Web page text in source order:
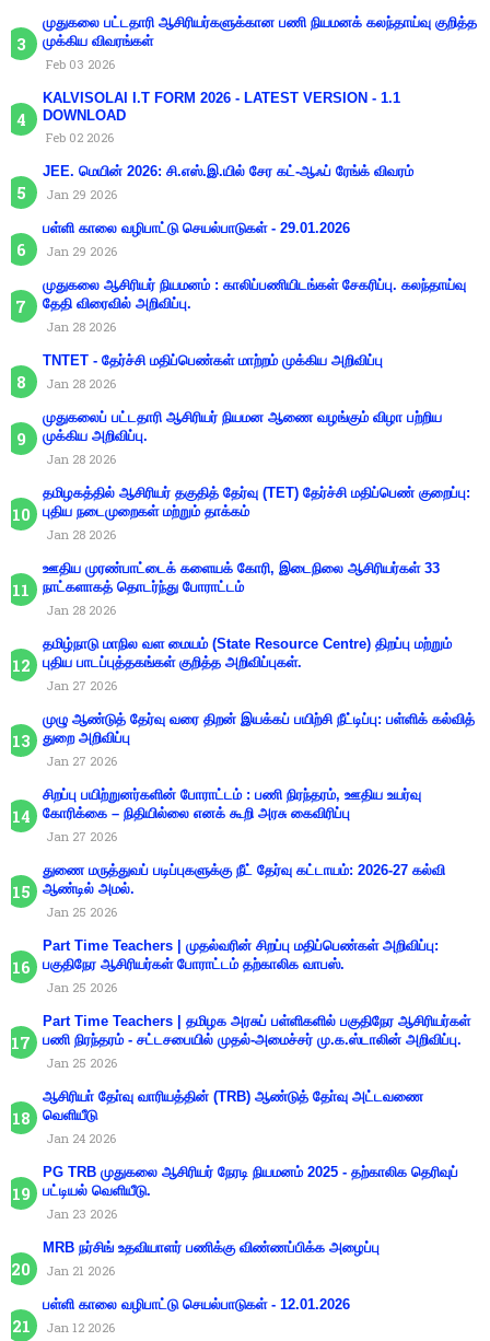
முதுகலை பட்டதாரி ஆசிரியர்களுக்கான பணி நியமனக் கலந்தாய்வு குறித்த
முக்கிய விவரங்கள்
Feb 03 2026
KALVISOLAI I.T FORM 2026 - LATEST VERSION - 1.1
DOWNLOAD
Feb 02 2026
JEE. மெயின் 2026: சி.எஸ்.இ.யில் சேர கட்-ஆஃப் ரேங்க் விவரம்
Jan 29 2026
பள்ளி காலை வழிபாட்டு செயல்பாடுகள் - 29.01.2026
Jan 29 2026
முதுகலை ஆசிரியர் நியமனம் : காலிப்பணியிடங்கள் சேகரிப்பு. கலந்தாய்வு
தேதி விரைவில் அறிவிப்பு.
Jan 28 2026
TNTET - தேர்ச்சி மதிப்பெண்கள் மாற்றம் முக்கிய அறிவிப்பு
Jan 28 2026
முதுகலைப் பட்டதாரி ஆசிரியர் நியமன ஆணை வழங்கும் விழா பற்றிய
முக்கிய அறிவிப்பு.
Jan 28 2026
தமிழகத்தில் ஆசிரியர் தகுதித் தேர்வு (TET) தேர்ச்சி மதிப்பெண் குறைப்பு:
புதிய நடைமுறைகள் மற்றும் தாக்கம்
Jan 28 2026
ஊதிய முரண்பாட்டைக் களையக் கோரி, இடைநிலை ஆசிரியர்கள் 33
நாட்களாகத் தொடர்ந்து போராட்டம்
Jan 28 2026
தமிழ்நாடு மாநில வள மையம் (State Resource Centre) திறப்பு மற்றும்
புதிய பாடப்புத்தகங்கள் குறித்த அறிவிப்புகள்.
Jan 27 2026
முழு ஆண்டுத் தேர்வு வரை திறன் இயக்கப் பயிற்சி நீட்டிப்பு: பள்ளிக் கல்வித்
துறை அறிவிப்பு
Jan 27 2026
சிறப்பு பயிற்றுனர்களின் போராட்டம் : பணி நிரந்தரம், ஊதிய உயர்வு
கோரிக்கை – நிதியில்லை எனக் கூறி அரசு கைவிரிப்பு
Jan 27 2026
துணை மருத்துவப் படிப்புகளுக்கு நீட் தேர்வு கட்டாயம்: 2026-27 கல்வி
ஆண்டில் அமல்.
Jan 25 2026
Part Time Teachers | முதல்வரின் சிறப்பு மதிப்பெண்கள் அறிவிப்பு:
பகுதிநேர ஆசிரியர்கள் போராட்டம் தற்காலிக வாபஸ்.
Jan 25 2026
Part Time Teachers | தமிழக அரசுப் பள்ளிகளில் பகுதிநேர ஆசிரியர்கள்
பணி நிரந்தரம் - சட்டசபையில் முதல்-அமைச்சர் மு.க.ஸ்டாலின் அறிவிப்பு.
Jan 25 2026
ஆசிரியா் தோ்வு வாரியத்தின் (TRB) ஆண்டுத் தோ்வு அட்டவணை
வெளியீடு
Jan 24 2026
PG TRB முதுகலை ஆசிரியர் நேரடி நியமனம் 2025 - தற்காலிக தெரிவுப்
பட்டியல் வெளியீடு.
Jan 23 2026
MRB நர்சிங் உதவியாளர் பணிக்கு விண்ணப்பிக்க அழைப்பு
Jan 21 2026
பள்ளி காலை வழிபாட்டு செயல்பாடுகள் - 12.01.2026
Jan 12 2026